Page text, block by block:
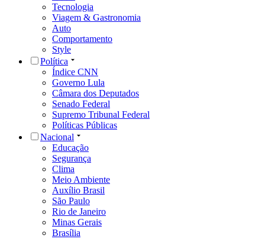
Tecnologia
Viagem & Gastronomia
Auto
Comportamento
Style
Política
Índice CNN
Governo Lula
Câmara dos Deputados
Senado Federal
Supremo Tribunal Federal
Políticas Públicas
Nacional
Educação
Segurança
Clima
Meio Ambiente
Auxílio Brasil
São Paulo
Rio de Janeiro
Minas Gerais
Brasília